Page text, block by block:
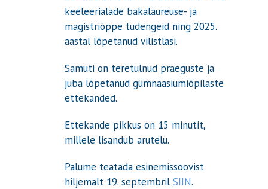
keeleerialade bakalaureuse- ja
magistriõppe tudengeid ning 2025.
aastal lõpetanud vilistlasi.
Samuti on teretulnud praeguste ja
juba lõpetanud gümnaasiumiõpilaste
ettekanded.
Ettekande pikkus on 15 minutit,
millele lisandub arutelu.
Palume teatada esinemissoovist
hiljemalt 19. septembril SIIN.